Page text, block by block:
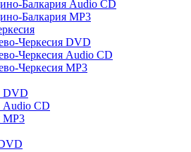
Балкария Audio CD
Балкария MP3
Черкесия DVD
Черкесия Audio CD
Черкесия MP3
DVD
Audio CD
MP3